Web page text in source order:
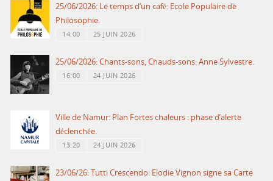
25/06/2026: Le temps d’un café: Ecole Populaire de
Philosophie.
14:00 25 JUIN 2026
25/06/2026: Chants-sons, Chauds-sons: Anne Sylvestre.
16:00 24 JUIN 2026
Ville de Namur: Plan Fortes chaleurs : phase d’alerte
déclenchée.
13:20 24 JUIN 2026
23/06/26: Tutti Crescendo: Elodie Vignon signe sa Carte